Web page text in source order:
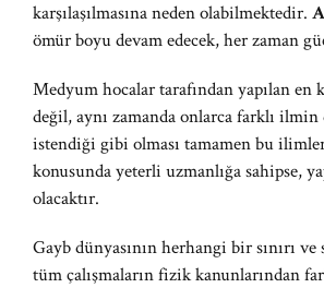
karşılaşılmasına neden olabilmektedir.
ömür boyu devam edecek, her zaman
Medyum hocalar tarafından yapılan en
değil, aynı zamanda onlarca farklı
istendiği gibi olması tamamen bu
konusunda yeterli uzmanlığa sahipse,
olacaktır.
Gayb dünyasının herhangi bir sınırı
tüm çalışmaların fizik kanunlarından